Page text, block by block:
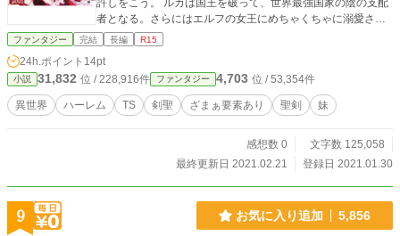
許しをこう。 ルカは国王を破って、世界最強国家の陰の支配
者となる。さらにはエルフの女王にめちゃくちゃに溺愛さ
れ、5億人の美少女から神と崇められてしまう。 ●長いあらす
【変身】スキルをもらったボクは、勇者であるイルティア王
女に捨て駒にされた。 ２０万の魔王軍に包囲された姫様は、
ボクを自分に変身させ、身代わりにして逃げてしまったの
だ。 しかも姫様は魔王の財宝を手に入れるために、魔族との
扱いされたボクだったが、魔王軍の四天王の一人、暗黒騎士
団長に剣で勝ってしまう。 どうもボクの師匠は、剣聖と呼ば
して乗り手にも選ばれる。 魔王軍を撃破してしまったボク
は、女神様から究極の聖剣をもらい真の英雄として、人々か
ファンタジー 完結 長編 R15
24h.ポイント 14pt
小説 31,832 位 / 228,916件 ファンタジー 4,703 位 / 53,354件
異世界 ハーレム TS 剣聖 ざまぁ要素あり 聖剣 妹
感想数 0
文字数 125,058
最終更新日 2021.02.21
登録日 2021.01.30
9 お気に入り追加 5,856